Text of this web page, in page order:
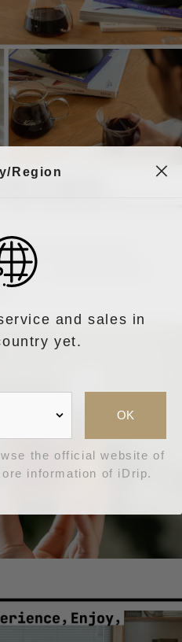
不僅展現風味輪的意
品時，也能透過光影的
。
Region
and sales in
yet.
OK
the official website of
information of iDrip.